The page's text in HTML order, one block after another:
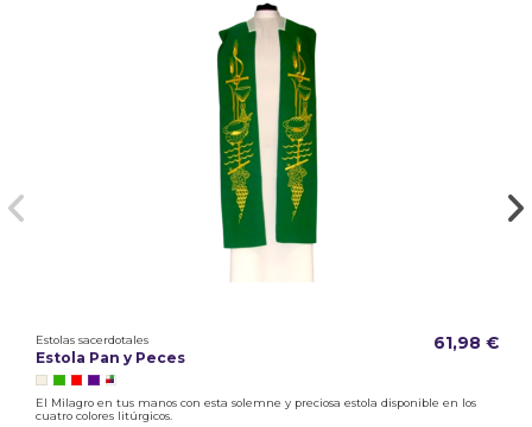
Estolas sacerdotales
Estola Pan y Peces
61,98 €
El Milagro en tus manos con esta solemne y preciosa estola disponible en los
cuatro colores litúrgicos.